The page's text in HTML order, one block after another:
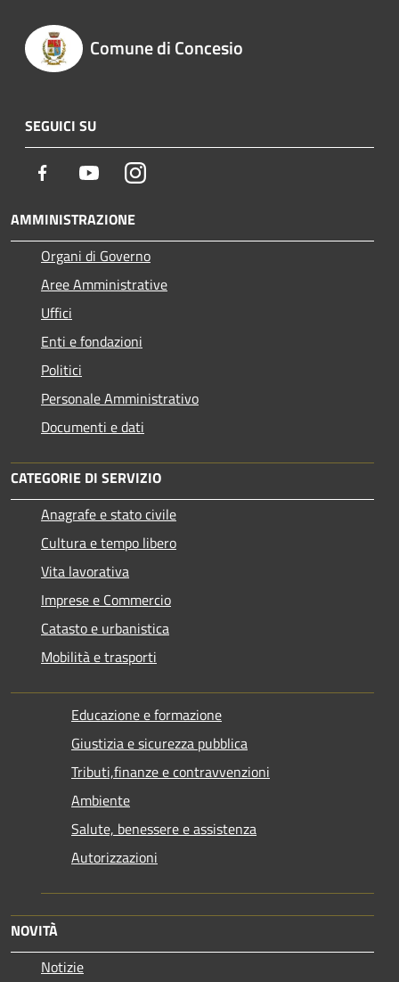
Comune di Concesio
SEGUICI SU
Facebook YoutubeInstagram
AMMINISTRAZIONE
Organi di Governo
Aree Amministrative
Uffici
Enti e fondazioni
Politici
Personale Amministrativo
Documenti e dati
CATEGORIE DI SERVIZIO
Anagrafe e stato civile
Cultura e tempo libero
Vita lavorativa
Imprese e Commercio
Catasto e urbanistica
Mobilità e trasporti
Educazione e formazione
Giustizia e sicurezza pubblica
Tributi,finanze e contravvenzioni
Ambiente
Salute, benessere e assistenza
Autorizzazioni
NOVITÀ
Notizie